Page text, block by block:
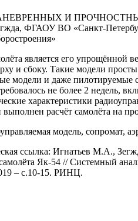
И
ФГАОУ ВО «Санкт-
является его упрощённой
и сбоку. Такие модели
модели и даже пилотируемые
не более 2 недель,
характеристики
расчёт самолёта на
модель, сопромат,
ссылка: Игнатьев М.А.,
Як-54 // Системный
– с.10-15. РИНЦ.